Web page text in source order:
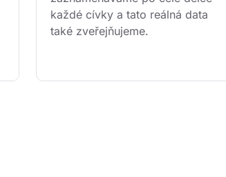
každé cívky a tato reálná data
také zveřejňujeme.